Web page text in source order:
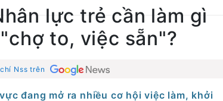
lực trẻ cần làm gì
to, việc sẵn"?
Nss trên
đang mở ra nhiều cơ hội việc làm, khởi